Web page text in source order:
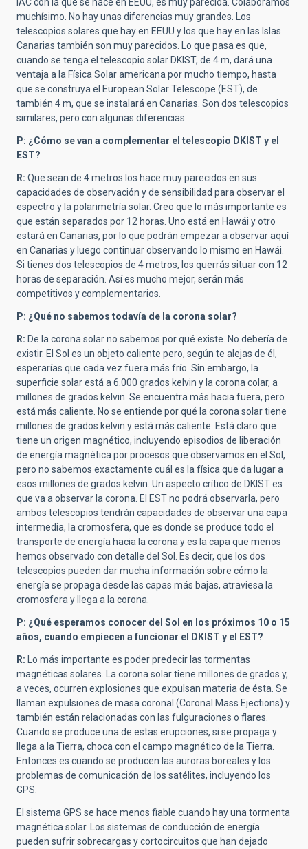
muchísimo. No hay unas diferencias muy grandes. Los
telescopios solares que hay en EEUU y los que hay en las Islas
Canarias también son muy parecidos. Lo que pasa es que,
cuando se tenga el telescopio solar DKIST, de 4 m, dará una
ventaja a la Física Solar americana por mucho tiempo, hasta
que se construya el European Solar Telescope (EST), de
también 4 m, que se instalará en Canarias. Son dos telescopios
similares, pero con algunas diferencias.
P: ¿Cómo se van a complementar el telescopio DKIST y el
EST?
R: Que sean de 4 metros los hace muy parecidos en sus
capacidades de observación y de sensibilidad para observar el
espectro y la polarimetría solar. Creo que lo más importante es
que están separados por 12 horas. Uno está en Hawái y otro
estará en Canarias, por lo que podrán empezar a observar aquí
en Canarias y luego continuar observando lo mismo en Hawái.
Si tienes dos telescopios de 4 metros, los querrás situar con 12
horas de separación. Así es mucho mejor, serán más
competitivos y complementarios.
P: ¿Qué no sabemos todavía de la corona solar?
R: De la corona solar no sabemos por qué existe. No debería de
existir. El Sol es un objeto caliente pero, según te alejas de él,
esperarías que cada vez fuera más frío. Sin embargo, la
superficie solar está a 6.000 grados kelvin y la corona colar, a
millones de grados kelvin. Se encuentra más hacia fuera, pero
está más caliente. No se entiende por qué la corona solar tiene
millones de grados kelvin y está más caliente. Está claro que
tiene un origen magnético, incluyendo episodios de liberación
de energía magnética por procesos que observamos en el Sol,
pero no sabemos exactamente cuál es la física que da lugar a
esos millones de grados kelvin. Un aspecto crítico de DKIST es
que va a observar la corona. El EST no podrá observarla, pero
ambos telescopios tendrán capacidades de observar una capa
intermedia, la cromosfera, que es donde se produce todo el
transporte de energía hacia la corona y es la capa que menos
hemos observado con detalle del Sol. Es decir, que los dos
telescopios pueden dar mucha información sobre cómo la
energía se propaga desde las capas más bajas, atraviesa la
cromosfera y llega a la corona.
P: ¿Qué esperamos conocer del Sol en los próximos 10 o 15
años, cuando empiecen a funcionar el DKIST y el EST?
R: Lo más importante es poder predecir las tormentas
magnéticas solares. La corona solar tiene millones de grados y,
a veces, ocurren explosiones que expulsan materia de ésta. Se
llaman expulsiones de masa coronal (Coronal Mass Ejections) y
también están relacionadas con las fulguraciones o flares.
Cuando se produce una de estas erupciones, si se propaga y
llega a la Tierra, choca con el campo magnético de la Tierra.
Entonces es cuando se producen las auroras boreales y los
problemas de comunicación de los satélites, incluyendo los
GPS.
El sistema GPS se hace menos fiable cuando hay una tormenta
magnética solar. Los sistemas de conducción de energía
pueden sufrir sobrecargas y cortocircuitos que han dejado